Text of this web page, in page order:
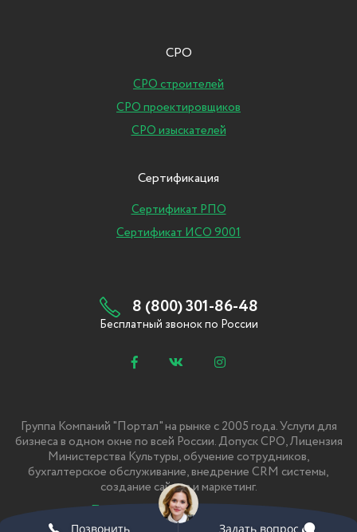
СРО
СРО строителей
СРО проектировщиков
СРО изыскателей
Сертификация
Сертификат РПО
Сертификат ИСО 9001
8 (800) 301-86-48
Бесплатный звонок по России
Группа Компаний "Портал" на рынке с 2005 года. Услуги для
бизнеса в одном окне по всей России. Допуск СРО, Лицензия
Министерства Культуры, обучение сотрудников,
бухгалтерское обслуживание, внедрение CRM системы,
создание сайтов и маркетинг.
Политика Конфиденциальности
Позвонить Задать вопрос